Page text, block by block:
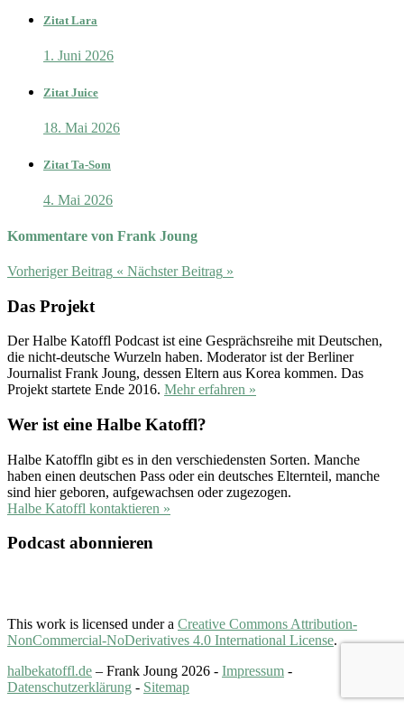
Zitat Lara
1. Juni 2026
Zitat Juice
18. Mai 2026
Zitat Ta-Som
4. Mai 2026
Kommentare von Frank Joung
Vorheriger Beitrag « Nächster Beitrag »
Das Projekt
Der Halbe Katoffl Podcast ist eine Gesprächsreihe mit Deutschen,
die nicht-deutsche Wurzeln haben. Moderator ist der Berliner
Journalist Frank Joung, dessen Eltern aus Korea kommen. Das
Projekt startete Ende 2016. Mehr erfahren »
Wer ist eine Halbe Katoffl?
Halbe Katoffln gibt es in den verschiedensten Sorten. Manche
haben einen deutschen Pass oder ein deutsches Elternteil, manche
sind hier geboren, aufgewachsen oder zugezogen.
Halbe Katoffl kontaktieren »
Podcast abonnieren
This work is licensed under a Creative Commons Attribution-
NonCommercial-NoDerivatives 4.0 International License.
halbekatoffl.de – Frank Joung 2026 - Impressum -
Datenschutzerklärung - Sitemap